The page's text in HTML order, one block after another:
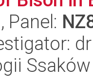
, Panel:
Ssaków